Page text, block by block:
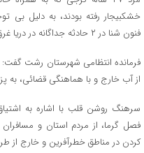
خشکبیجار رفته بودند، به دلیل بی
فنون شنا در ۲ حادثه جداگانه در دریا غرق شدند.
فرمانده انتظامی شهرستان رشت گفت:
از آب خارج و با هماهنگی قضائی، به
سرهنگ روشن قلب با اشاره به
فصل گرما، از مردم استان و
کردن در مناطق خطرآفرین و خارج از